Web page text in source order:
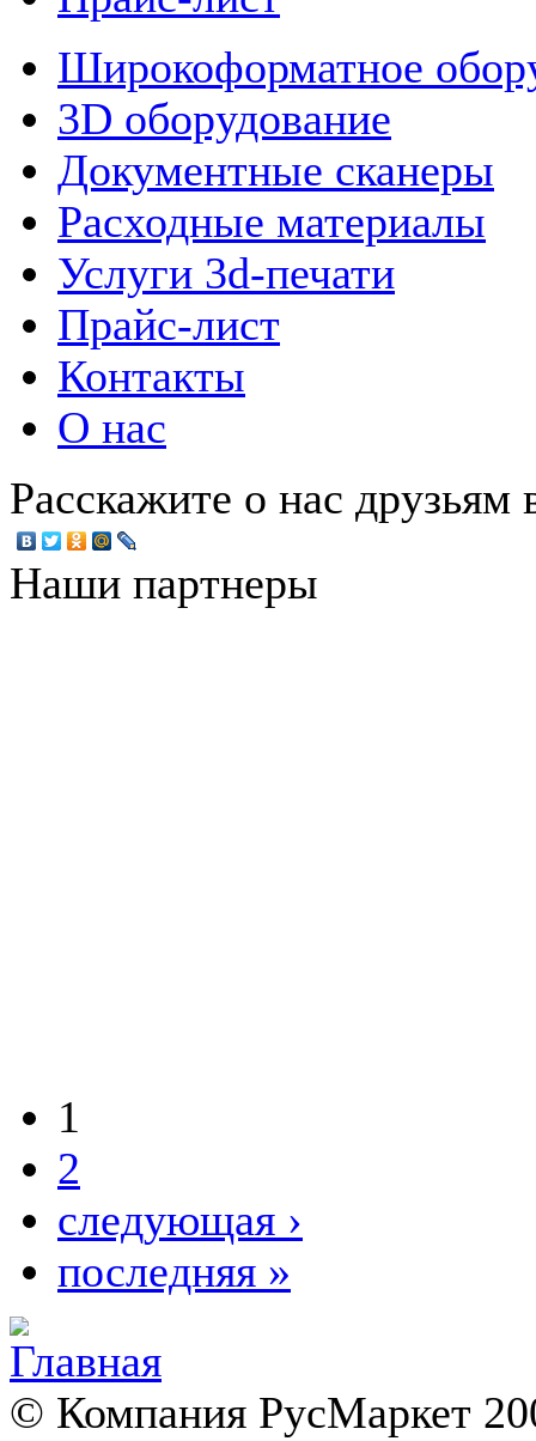
Широкоформатное
3D оборудование
Документные сканеры
Расходные материалы
Услуги 3d-печати
Прайс-лист
Контакты
О нас
Расскажите о нас друзьям
Наши партнеры
1
2
следующая ›
последняя »
© Компания РусМаркет